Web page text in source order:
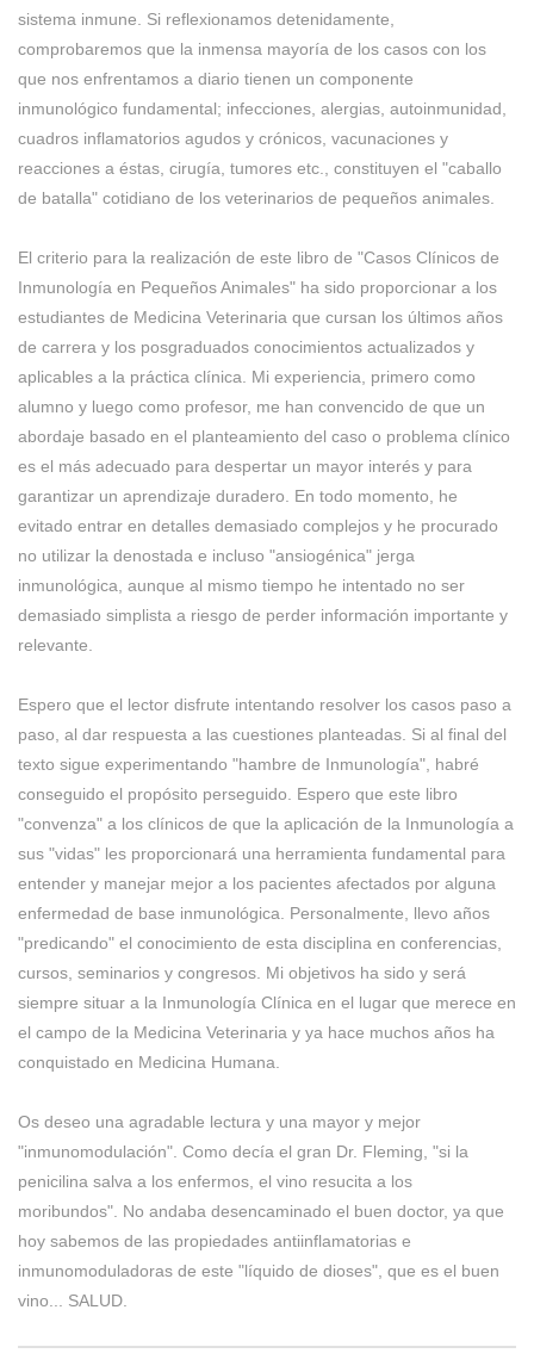
sistema inmune. Si reflexionamos detenidamente,
comprobaremos que la inmensa mayoría de los casos con los
que nos enfrentamos a diario tienen un componente
inmunológico fundamental; infecciones, alergias, autoinmunidad,
cuadros inflamatorios agudos y crónicos, vacunaciones y
reacciones a éstas, cirugía, tumores etc., constituyen el "caballo
de batalla" cotidiano de los veterinarios de pequeños animales.
El criterio para la realización de este libro de "Casos Clínicos de
Inmunología en Pequeños Animales" ha sido proporcionar a los
estudiantes de Medicina Veterinaria que cursan los últimos años
de carrera y los posgraduados conocimientos actualizados y
aplicables a la práctica clínica. Mi experiencia, primero como
alumno y luego como profesor, me han convencido de que un
abordaje basado en el planteamiento del caso o problema clínico
es el más adecuado para despertar un mayor interés y para
garantizar un aprendizaje duradero. En todo momento, he
evitado entrar en detalles demasiado complejos y he procurado
no utilizar la denostada e incluso "ansiogénica" jerga
inmunológica, aunque al mismo tiempo he intentado no ser
demasiado simplista a riesgo de perder información importante y
relevante.
Espero que el lector disfrute intentando resolver los casos paso a
paso, al dar respuesta a las cuestiones planteadas. Si al final del
texto sigue experimentando "hambre de Inmunología", habré
conseguido el propósito perseguido. Espero que este libro
"convenza" a los clínicos de que la aplicación de la Inmunología a
sus "vidas" les proporcionará una herramienta fundamental para
entender y manejar mejor a los pacientes afectados por alguna
enfermedad de base inmunológica. Personalmente, llevo años
"predicando" el conocimiento de esta disciplina en conferencias,
cursos, seminarios y congresos. Mi objetivos ha sido y será
siempre situar a la Inmunología Clínica en el lugar que merece en
el campo de la Medicina Veterinaria y ya hace muchos años ha
conquistado en Medicina Humana.
Os deseo una agradable lectura y una mayor y mejor
"inmunomodulación". Como decía el gran Dr. Fleming, "si la
penicilina salva a los enfermos, el vino resucita a los
moribundos". No andaba desencaminado el buen doctor, ya que
hoy sabemos de las propiedades antiinflamatorias e
inmunomoduladoras de este "líquido de dioses", que es el buen
vino... SALUD.